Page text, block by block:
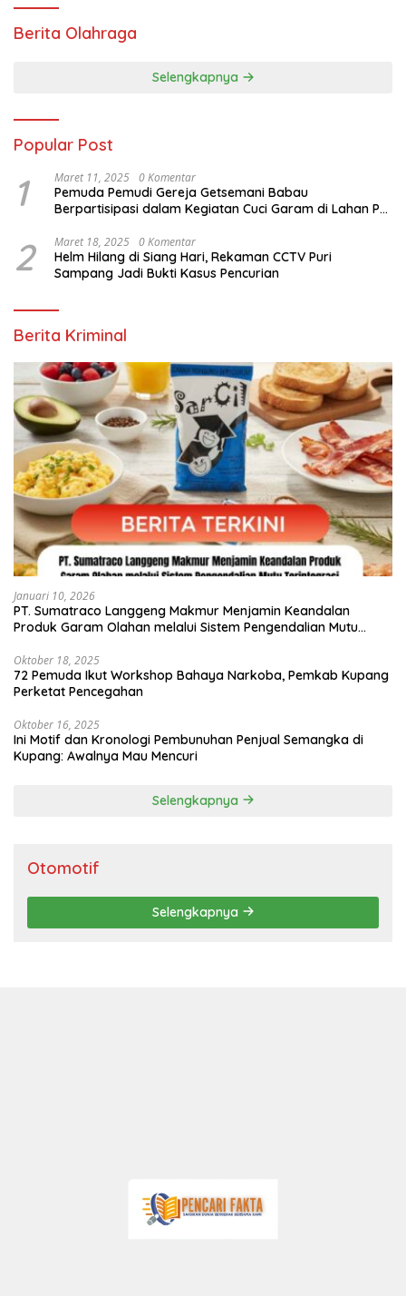
Berita Olahraga
Selengkapnya
Popular Post
1 Maret 11, 2025 0 Komentar
Pemuda Pemudi Gereja Getsemani Babau
Berpartisipasi dalam Kegiatan Cuci Garam di Lahan PT.
Kegiatan Paskah
2 Maret 18, 2025 0 Komentar
Helm Hilang di Siang Hari, Rekaman CCTV Puri
Sampang Jadi Bukti Kasus Pencurian
Berita Kriminal
Januari 10, 2026
PT. Sumatraco Langgeng Makmur Menjamin Keandalan
Produk Garam Olahan melalui Sistem Pengendalian Mutu
Oktober 18, 2025
72 Pemuda Ikut Workshop Bahaya Narkoba, Pemkab Kupang
Perketat Pencegahan
Oktober 16, 2025
Ini Motif dan Kronologi Pembunuhan Penjual Semangka di
Kupang: Awalnya Mau Mencuri
Selengkapnya
Otomotif
Selengkapnya